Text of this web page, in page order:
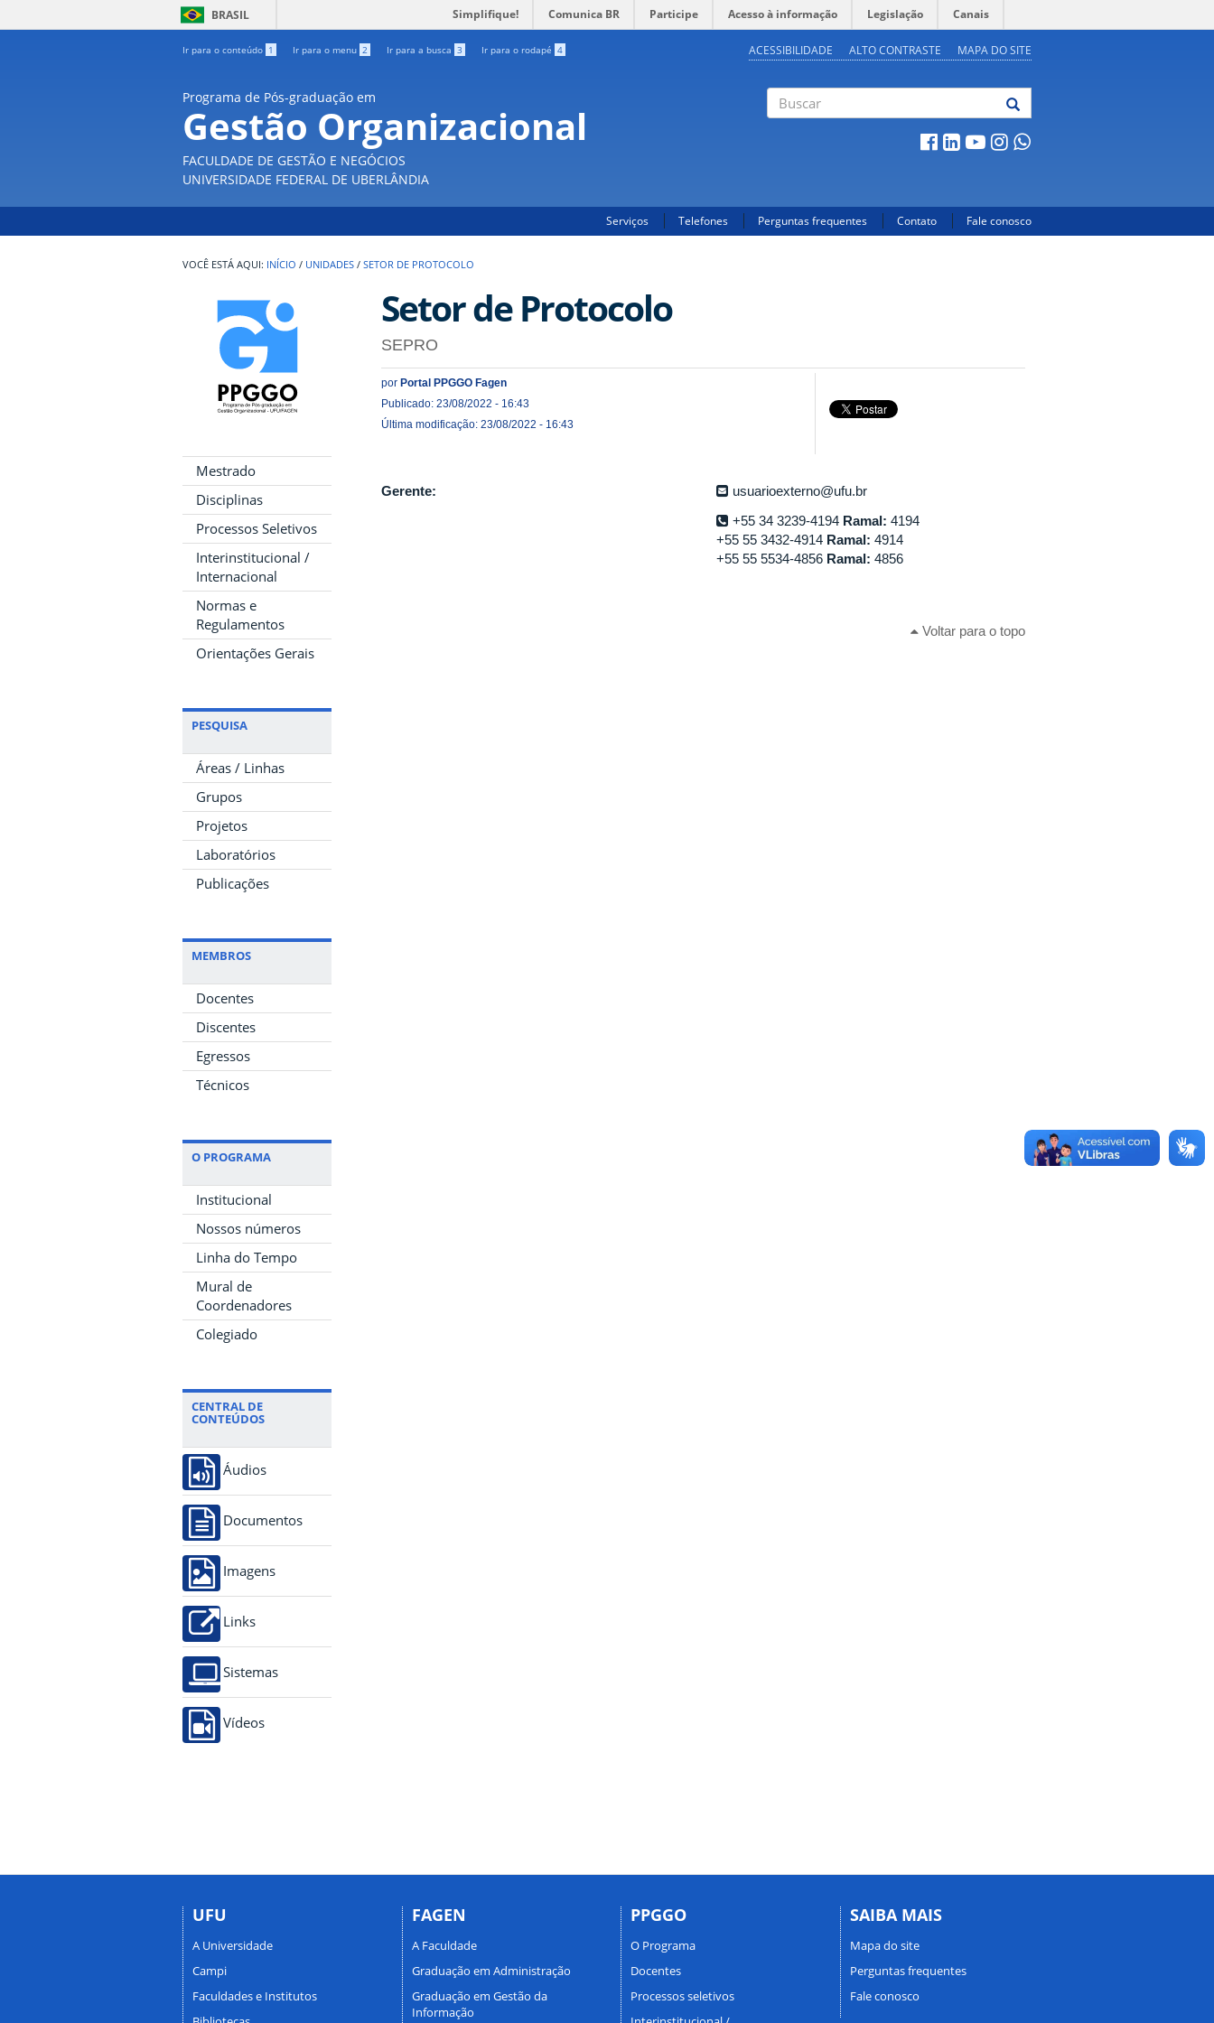
BRASIL Simplifique! Comunica BR Participe Acesso à informação Legislação Canais
Ir para o conteúdo 1 Ir para o menu 2 Ir para a busca 3 Ir para o rodapé 4 ACESSIBILIDADE ALTO CONTRASTE MAPA DO SITE
Programa de Pós-graduação em
Gestão Organizacional
FACULDADE DE GESTÃO E NEGÓCIOS
UNIVERSIDADE FEDERAL DE UBERLÂNDIA
Serviços Telefones Perguntas frequentes Contato Fale conosco
INÍCIO / UNIDADES / SETOR DE PROTOCOLO
Mestrado
Disciplinas
Processos Seletivos
Interinstitucional /
Internacional
Normas e
Regulamentos
Orientações Gerais
PESQUISA
Áreas / Linhas
Grupos
Projetos
Laboratórios
Publicações
MEMBROS
Docentes
Discentes
Egressos
Técnicos
O PROGRAMA
Institucional
Nossos números
Linha do Tempo
Mural de
Coordenadores
Colegiado
CENTRAL DE
CONTEÚDOS
Áudios
Documentos
Imagens
Links
Sistemas
Vídeos
Setor de Protocolo
SEPRO
por Portal PPGGO Fagen
Publicado: 23/08/2022 - 16:43
Última modificação: 23/08/2022 - 16:43
Gerente:
usuarioexterno@ufu.br
+55 34 3239-4194 Ramal:4194
+55 55 3432-4914 Ramal:4914
+55 55 5534-4856 Ramal:4856
Voltar para o topo
UFU
A Universidade
Campi
Faculdades e Institutos
FAGEN
A Faculdade
Graduação em Administração
Graduação em Gestão da
Informação
PPGGO
O Programa
Docentes
Processos seletivos
SAIBA MAIS
Mapa do site
Perguntas frequentes
Fale conosco